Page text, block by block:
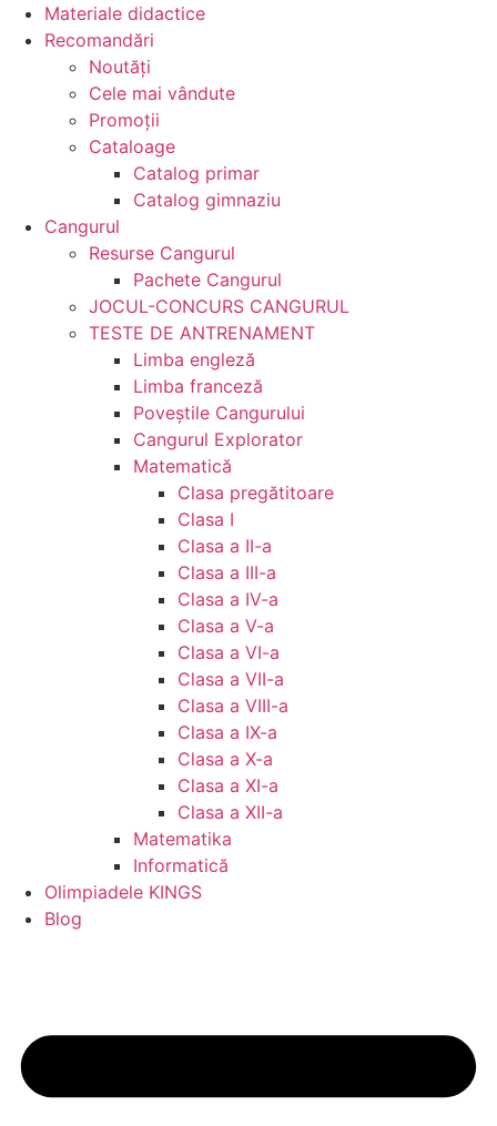
Materiale didactice
Recomandări
Noutăţi
Cele mai vândute
Promoții
Cataloage
Catalog primar
Catalog gimnaziu
Cangurul
Resurse Cangurul
Pachete Cangurul
JOCUL-CONCURS CANGURUL
TESTE DE ANTRENAMENT
Limba engleză
Limba franceză
Poveștile Cangurului
Cangurul Explorator
Matematică
Clasa pregătitoare
Clasa I
Clasa a II-a
Clasa a III-a
Clasa a IV-a
Clasa a V-a
Clasa a VI-a
Clasa a VII-a
Clasa a VIII-a
Clasa a IX-a
Clasa a X-a
Clasa a XI-a
Clasa a XII-a
Matematika
Informatică
Olimpiadele KINGS
Blog